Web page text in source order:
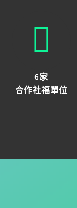
6家
合作社福單位